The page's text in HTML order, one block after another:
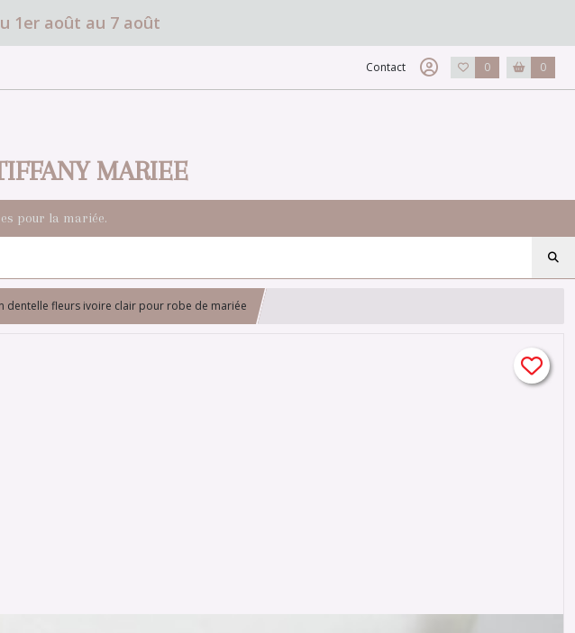
1er août au 7 août
Contact 0 0
MARIEE
pour la mariée.
dentelle fleurs ivoire clair pour robe de mariée